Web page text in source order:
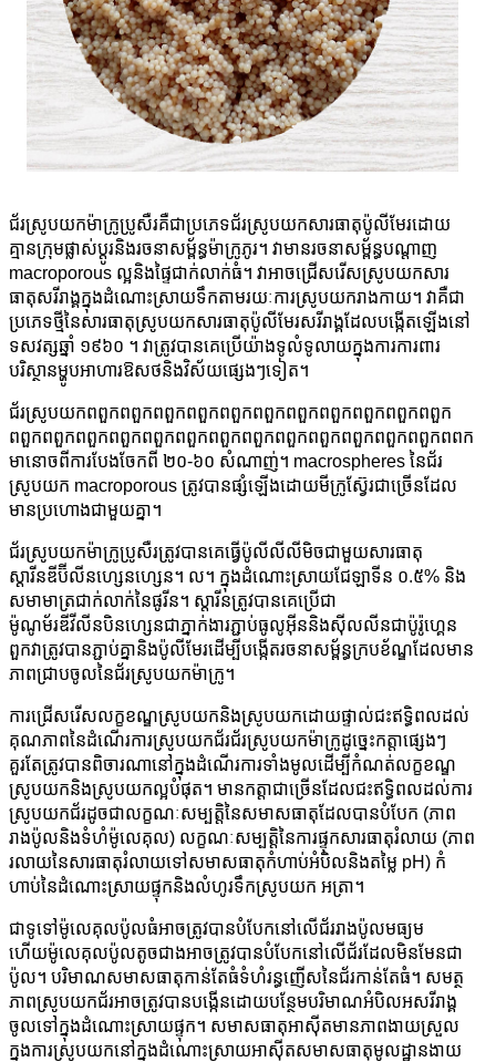
ជ័រស្រូបយកម៉ាក្រូប្រូសឺរគឺជាប្រភេទជ័រស្រូបយកសារធាតុប៉ូលីមែរដោយ
គ្មានក្រុមផ្លាស់ប្តូរនិងរចនាសម្ព័ន្ធម៉ាក្រូភូរ។ វាមានរចនាសម្ព័ន្ធបណ្តាញ
macroporous ល្អនិងផ្ទៃជាក់លាក់ធំ។ វាអាចជ្រើសរើសស្រូបយកសារ
ធាតុសរីរាង្គក្នុងដំណោះស្រាយទឹកតាមរយៈការស្រូបយករាងកាយ។ វាគឺជា
ប្រភេទថ្មីនៃសារធាតុស្រូបយកសារធាតុប៉ូលីមែរសរីរាង្គដែលបង្កើតឡើងនៅ
ទសវត្សឆ្នាំ ១៩៦០ ។ វាត្រូវបានគេប្រើយ៉ាងទូលំទូលាយក្នុងការការពារ
បរិស្ថានម្ហូបអាហារឱសថនិងវិស័យផ្សេងៗទៀត។
ជ័រស្រូបយកពពួកពពួកពពួកពពួកពពួកពពួកពពួកពពួកពពួកពពួកពពួក
ពពួកពពួកពពួកពពួកពពួកពពួកពពួកពពួកពពួកពពួកពពួកពពួកពពួកពពក
មានោចពីការបែងចែកពី ២០-៦០ សំណាញ់។ macrospheres នៃជ័រ
ស្រូបយក macroporous ត្រូវបានផ្សំឡើងដោយមីក្រូស្វ៊ែរជាច្រើនដែល
មានប្រហោងជាមួយគ្នា។
ជ័រស្រូបយកម៉ាក្រូប្រូសឺរត្រូវបានគេធ្វើប៉ូលីលីលីមិចជាមួយសារធាតុ
ស្តារីនឌីប៊ីលីនហ្សេនហ្សេន។ ល។ ក្នុងដំណោះស្រាយជែឡាទីន ០.៥% និង
សមាមាត្រជាក់លាក់នៃផូរីន។ ស្តារីនត្រូវបានគេប្រើជា
ម៉ូណូម័រឌីវីលីនបិនហ្សេនជាភ្នាក់ងារភ្ជាប់ធូលូអ៊ីននិងស៊ីលលីនជាប៉ូរ៉ូហ្គេន
ពួកវាត្រូវបានភ្ជាប់គ្នានិងប៉ូលីមែរដើម្បីបង្កើតរចនាសម្ព័ន្ធក្របខ័ណ្ឌដែលមាន
ភាពជ្រាបចូលនៃជ័រស្រូបយកម៉ាក្រូ។
ការជ្រើសរើសលក្ខខណ្ឌស្រូបយកនិងស្រូបយកដោយផ្ទាល់ជះឥទ្ធិពលដល់
គុណភាពនៃដំណើរការស្រូបយកជ័រជ័រស្រូបយកម៉ាក្រូដូច្នេះកត្តាផ្សេងៗ
គួរតែត្រូវបានពិចារណានៅក្នុងដំណើរការទាំងមូលដើម្បីកំណត់លក្ខខណ្ឌ
ស្រូបយកនិងស្រូបយកល្អបំផុត។ មានកត្តាជាច្រើនដែលជះឥទ្ធិពលដល់ការ
ស្រូបយកជ័រដូចជាលក្ខណៈសម្បត្តិនៃសមាសធាតុដែលបានបំបែក (ភាព
រាងប៉ូលនិងទំហំម៉ូលេគុល) លក្ខណៈសម្បត្តិនៃការផ្ទុកសារធាតុរំលាយ (ភាព
រលាយនៃសារធាតុរំលាយទៅសមាសធាតុកំហាប់អំបិលនិងតម្លៃ pH) កំ
ហាប់នៃដំណោះស្រាយផ្ទុកនិងលំហូរទឹកស្រូបយក អត្រា។
ជាទូទៅម៉ូលេគុលប៉ូលធំអាចត្រូវបានបំបែកនៅលើជ័ររាងប៉ូលមធ្យម
ហើយម៉ូលេគុលប៉ូលតូចជាងអាចត្រូវបានបំបែកនៅលើជ័រដែលមិនមែនជា
ប៉ូល។ បរិមាណសមាសធាតុកាន់តែធំទំហំរន្ធញើសនៃជ័រកាន់តែធំ។ សមត្ថ
ភាពស្រូបយកជ័រអាចត្រូវបានបង្កើនដោយបន្ថែមបរិមាណអំបិលអសរីរាង្គ
ចូលទៅក្នុងដំណោះស្រាយផ្ទុក។ សមាសធាតុអាស៊ីតមានភាពងាយស្រួល
ក្នុងការស្រូបយកនៅក្នុងដំណោះស្រាយអាសុីតសមាសធាតុមូលដ្ឋានងាយ